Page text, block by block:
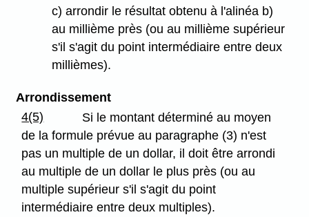
c) arrondir le résultat obtenu à l'alinéa b)
au millième près (ou au millième supérieur
s'il s'agit du point intermédiaire entre deux
millièmes).
Arrondissement
4(5)
Si le montant déterminé au moyen
de la formule prévue au paragraphe (3) n'est
pas un multiple de un dollar, il doit être arrondi
au multiple de un dollar le plus près (ou au
multiple supérieur s'il s'agit du point
intermédiaire entre deux multiples).